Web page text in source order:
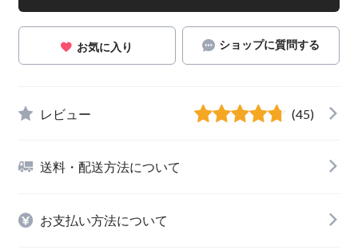
お気に入り ショップに質問する
レビュー (45)
送料・配送方法について
お支払い方法について